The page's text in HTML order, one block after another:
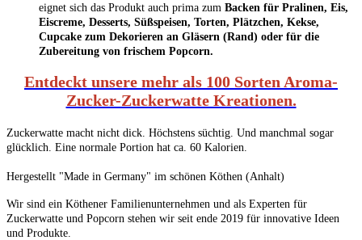
eignet sich das Produkt auch prima zum Backen für Pralinen, Eis,
Eiscreme, Desserts, Süßspeisen, Torten, Plätzchen, Kekse,
Cupcake zum Dekorieren an Gläsern (Rand) oder für die
Zubereitung von frischem Popcorn.
Entdeckt unsere mehr als 100 Sorten Aroma-
Zucker-Zuckerwatte Kreationen.
Zuckerwatte macht nicht dick. Höchstens süchtig. Und manchmal sogar
glücklich. Eine normale Portion hat ca. 60 Kalorien.
Hergestellt "Made in Germany" im schönen Köthen (Anhalt)
Wir sind ein Köthener Familienunternehmen und als Experten für
Zuckerwatte und Popcorn stehen wir seit ende 2019 für innovative Ideen
und Produkte.